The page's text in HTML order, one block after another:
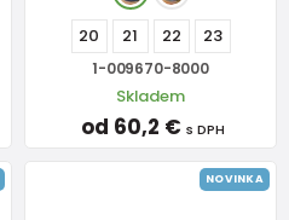
20 21 22 23
1-009670-8000
Skladem
od 60,2 € s DPH
NOVINKA